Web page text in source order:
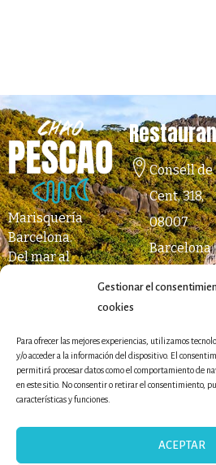
Gestionar el
cookies
Para ofrecer las mejores experiencias, utilizamos
y/o acceder a la información del dispositivo. El
permitirá procesar datos como el comportamiento de
en este sitio. No consentir o retirar el consentimiento,
características y funciones.
ACEPTAR
Marisquería
Barcelona.
Del mar al
Consell de
Cent, 318,
08007
Barcelona
de Gracia
Passatge
Mercantil, 1,
El Born -